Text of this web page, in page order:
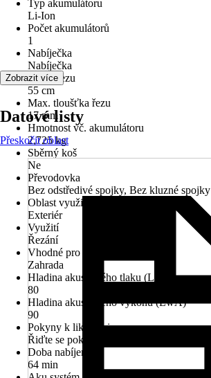
Typ akumulátoru
Li-Ion
Počet akumulátorů
1
Nabíječka
Nabíječka
Délka řezu
55 cm
Max. tloušťka řezu
17 mm
Hmotnost vč. akumulátoru
2,725 kg
Sběrný koš
Ne
Převodovka
Bez odstředivé spojky, Bez kluzné spojky
Oblast využití
Exteriér
Využití
Řezání
Vhodné pro prostory
Zahrada
Hladina akustického tlaku (LpA)
80
Hladina akustického výkonu (LwA)
90
Pokyny k likvidaci
Řiďte se pokyny pro likvidaci
Doba nabíjení
64 min
Zobrazit více
Datové listy
Přeskočit oblast